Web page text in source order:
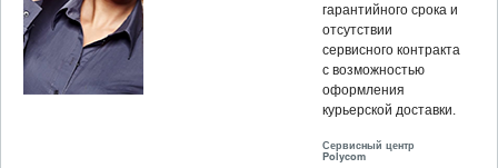
гарантийного срока и
отсутствии
сервисного контракта
с возможностью
оформления
курьерской доставки.
Сервисный центр
Polycom